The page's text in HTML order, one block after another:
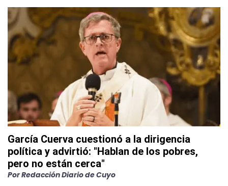
García Cuerva cuestionó a la dirigencia
política y advirtió: "Hablan de los pobres,
pero no están cerca"
PorRedacción Diario de Cuyo